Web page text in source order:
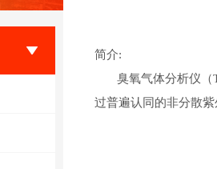
简介:
臭氧气体分析仪（
过普遍认同的非分散